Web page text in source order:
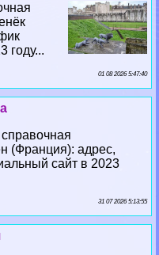
году...
01 08 2026 5:47:40
(Франция): адрес,
сайт в 2023
31 07 2026 5:13:55